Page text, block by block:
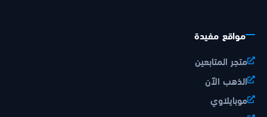
مواقع مفيدة
متجر المتابعين
الذهب الآن
موبايلاوي